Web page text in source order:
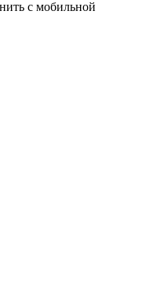
с мобильной